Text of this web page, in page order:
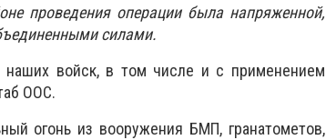
проведения операции была напряженной,
силами.
наших войск, в том числе и с применением
ООС.
огонь из вооружения БМП, гранатометов,